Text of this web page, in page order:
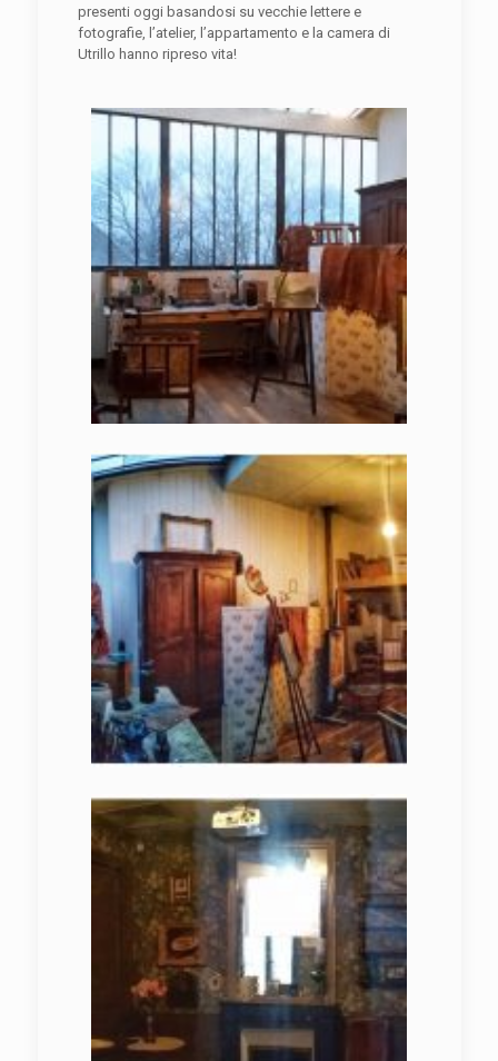
presenti oggi basandosi su vecchie lettere e
fotografie, l’atelier, l’appartamento e la camera di
Utrillo hanno ripreso vita!